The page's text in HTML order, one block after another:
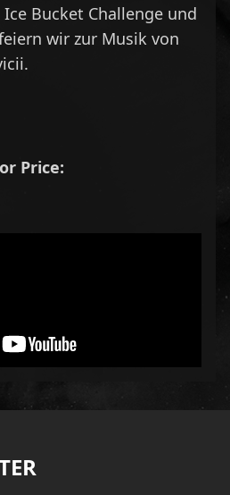
Bucket Challenge und
wir zur Musik von
Price: